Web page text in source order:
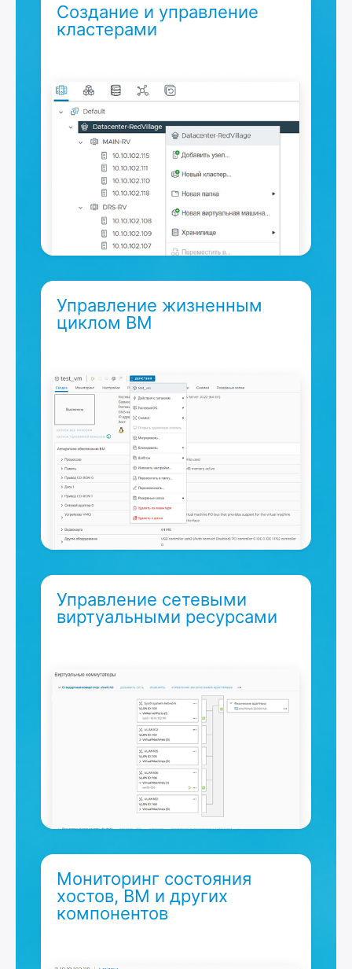
Создание и управление
кластерами
Управление жизненным
циклом ВМ
Управление сетевыми
виртуальными ресурсами
Мониторинг состояния
хостов, ВМ и других
компонентов